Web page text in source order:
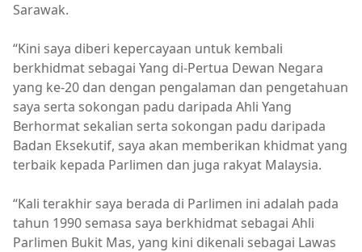
Sarawak.
“Kini saya diberi kepercayaan untuk kembali
berkhidmat sebagai Yang di-Pertua Dewan Negara
yang ke-20 dan dengan pengalaman dan pengetahuan
saya serta sokongan padu daripada Ahli Yang
Berhormat sekalian serta sokongan padu daripada
Badan Eksekutif, saya akan memberikan khidmat yang
terbaik kepada Parlimen dan juga rakyat Malaysia.
“Kali terakhir saya berada di Parlimen ini adalah pada
tahun 1990 semasa saya berkhidmat sebagai Ahli
Parlimen Bukit Mas, yang kini dikenali sebagai Lawas